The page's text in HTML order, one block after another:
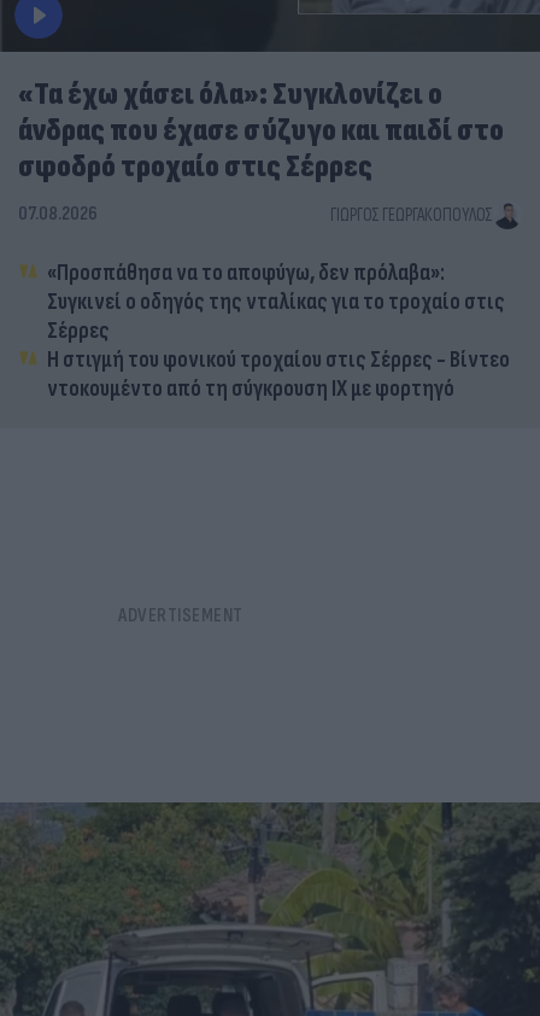
«Τα έχω χάσει όλα»: Συγκλονίζει ο
άνδρας που έχασε σύζυγο και παιδί στο
σφοδρό τροχαίο στις Σέρρες
07.08.2026 ΓΙΏΡΓΟΣ ΓΕΩΡΓΑΚΌΠΟΥΛΟΣ
«Προσπάθησα να το αποφύγω, δεν πρόλαβα»:
Συγκινεί ο οδηγός της νταλίκας για το τροχαίο στις
Σέρρες
Η στιγμή του φονικού τροχαίου στις Σέρρες - Βίντεο
ντοκουμέντο από τη σύγκρουση ΙΧ με φορτηγό